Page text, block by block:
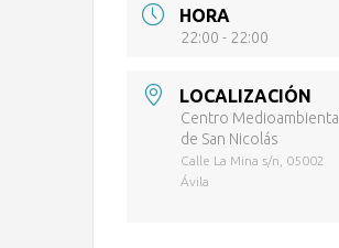
HORA
22:00 - 22:00
LOCALIZACIÓN
Centro Medioambiental
de San Nicolás
Calle La Mina s/n, 05002
Ávila